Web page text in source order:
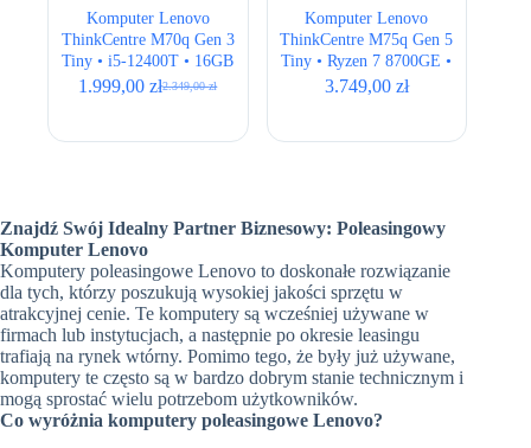
Komputer Lenovo
ThinkCentre M70q Gen 3
Tiny • i5-12400T • 16GB
• 256GB • Intel UHD 730
2.349,00zł
Pierwotna
wynosiła:
1.999,00zł
Aktualna
wynosi:
Komputer Lenovo
ThinkCentre M75q Gen 5
Tiny • Ryzen 7 8700GE •
16GB • 512GB • AMD
3.749,00 zł
Znajdź Swój Idealny Partner Biznesowy: Poleasingowy
Komputer Lenovo
Komputery poleasingowe Lenovo to doskonałe rozwiązanie
dla tych, którzy poszukują wysokiej jakości sprzętu w
atrakcyjnej cenie. Te komputery są wcześniej używane w
firmach lub instytucjach, a następnie po okresie leasingu
trafiają na rynek wtórny. Pomimo tego, że były już używane,
komputery te często są w bardzo dobrym stanie technicznym i
mogą sprostać wielu potrzebom użytkowników.
Co wyróżnia komputery poleasingowe Lenovo?